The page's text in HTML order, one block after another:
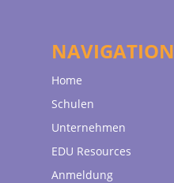
NAVIGATION
Home
Schulen
Unternehmen
EDU Resources
Anmeldung